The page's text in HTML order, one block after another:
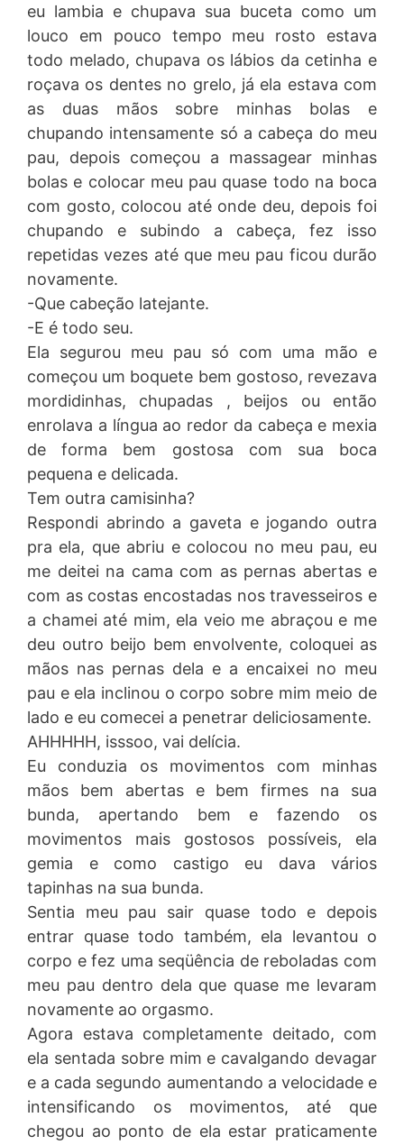
eu lambia e chupava sua buceta como um
louco em pouco tempo meu rosto estava
todo melado, chupava os lábios da cetinha e
roçava os dentes no grelo, já ela estava com
as duas mãos sobre minhas bolas e
chupando intensamente só a cabeça do meu
pau, depois começou a massagear minhas
bolas e colocar meu pau quase todo na boca
com gosto, colocou até onde deu, depois foi
chupando e subindo a cabeça, fez isso
repetidas vezes até que meu pau ficou durão
novamente.
-Que cabeção latejante.
-E é todo seu.
Ela segurou meu pau só com uma mão e
começou um boquete bem gostoso, revezava
mordidinhas, chupadas , beijos ou então
enrolava a língua ao redor da cabeça e mexia
de forma bem gostosa com sua boca
pequena e delicada.
Tem outra camisinha?
Respondi abrindo a gaveta e jogando outra
pra ela, que abriu e colocou no meu pau, eu
me deitei na cama com as pernas abertas e
com as costas encostadas nos travesseiros e
a chamei até mim, ela veio me abraçou e me
deu outro beijo bem envolvente, coloquei as
mãos nas pernas dela e a encaixei no meu
pau e ela inclinou o corpo sobre mim meio de
lado e eu comecei a penetrar deliciosamente.
AHHHHH, isssoo, vai delícia.
Eu conduzia os movimentos com minhas
mãos bem abertas e bem firmes na sua
bunda, apertando bem e fazendo os
movimentos mais gostosos possíveis, ela
gemia e como castigo eu dava vários
tapinhas na sua bunda.
Sentia meu pau sair quase todo e depois
entrar quase todo também, ela levantou o
corpo e fez uma seqüência de reboladas com
meu pau dentro dela que quase me levaram
novamente ao orgasmo.
Agora estava completamente deitado, com
ela sentada sobre mim e cavalgando devagar
e a cada segundo aumentando a velocidade e
intensificando os movimentos, até que
chegou ao ponto de ela estar praticamente